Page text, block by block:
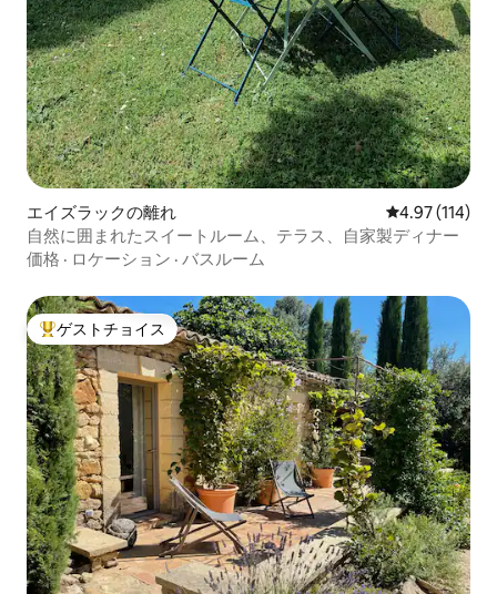
エイズラックの離れ レビュー114
4.97 (114)
自然に囲まれたスイートルーム、テラス、自家製ディナー
価格 · ロケーション · バスルーム
大好評のゲストチョイスです。
ゲストチョイス